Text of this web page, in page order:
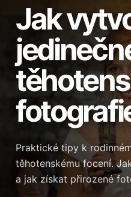
Jak
Praktické tipy k
těhotenskému focení.
a jak získat přirozené